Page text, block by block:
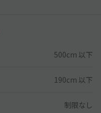
500cm 以下
190cm 以下
制限なし